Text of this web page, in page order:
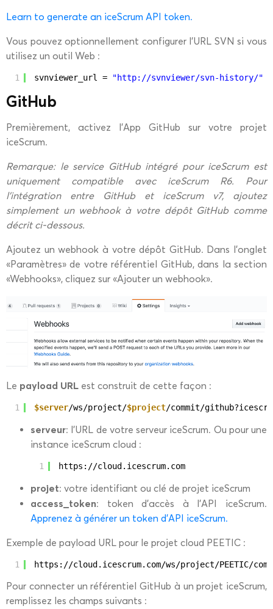
Learn to generate an iceScrum API token.
Vous pouvez optionnellement configurer l’URL SVN si vous
utilisez un outil Web :
1 svnviewer_url = "http://svnviewer/svn-history/"
GitHub
Premièrement, activez l’App GitHub sur votre projet
iceScrum.
Remarque: le service GitHub intégré pour iceScrum est
uniquement compatible avec iceScrum R6. Pour
l’intégration entre GitHub et iceScrum v7, ajoutez
simplement un webhook à votre dépôt GitHub comme
décrit ci-dessous.
Ajoutez un webhook à votre dépôt GitHub. Dans l’onglet
«Paramètres» de votre référentiel GitHub, dans la section
«Webhooks», cliquez sur «Ajouter un webhook».
Le payload URL est construit de cette façon :
1 $server/ws/project/$project/commit/
serveur: l’URL de votre serveur iceScrum. Ou pour une
instance iceScrum cloud :
1 https: //cloud .icescrum.com
projet: votre identifiant ou clé de projet iceScrum
access_token: token d’accès à l’API iceScrum.
Apprenez à générer un token d’API iceScrum.
Exemple de payload URL pour le projet cloud PEETIC :
1 https: //cloud .icescrum.com/ws/project/PEETIC/
Pour connecter un référentiel GitHub à un projet iceScrum,
remplissez les champs suivants :